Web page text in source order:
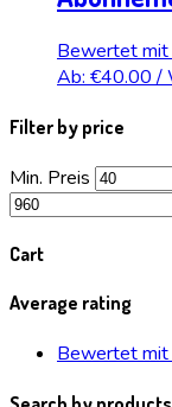
Bewertet mit
Ab: €40.00 /
Filter by price
Min. Preis
Cart
Average rating
Bewertet mit